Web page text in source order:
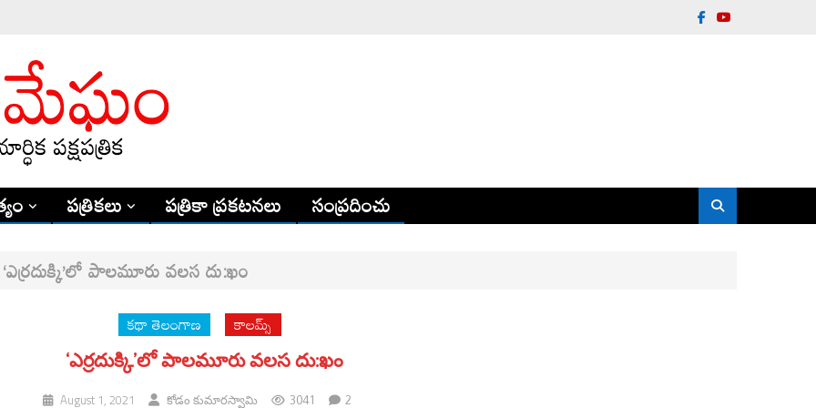
పత్రికలు పత్రికా ప్రకటనలు సంప్రదించు
‘ఎర్రదుక్కి’లో పాలమూరు వలస దు:ఖం
కథా తెలంగాణ కాలమ్స్
‘ఎర్రదుక్కి’లో పాలమూరు వలస దు:ఖం
August 1, 2021 కోడం కుమారస్వామి 3041 2